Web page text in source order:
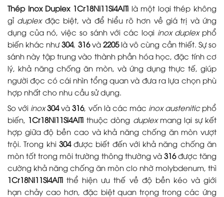
Thép Inox Duplex 1Cr18Ni11Si4AlTilà một loại thép không
gỉ duplexđặc biệt, và để hiểu rõ hơn về giá trị và ứng
dụng của nó, việc so sánh với các loại inox duplexphổ
biến khác như304, 316và 2205là vô cùng cần thiết. Sự so
sánh này tập trung vào thành phần hóa học, đặc tính cơ
lý, khả năng chống ăn mòn, và ứng dụng thực tế, giúp
người đọc có cái nhìn tổng quan và đưa ra lựa chọn phù
hợp nhất cho nhu cầu sử dụng.
So với inox 304và316, vốn là các mác inox austeniticphổ
biến, 1Cr18Ni11Si4AlTi thuộc dòng duplexmang lại sự kết
hợp giữa độ bền cao và khả năng chống ăn mòn vượt
trội. Trong khi 304được biết đến với khả năng chống ăn
mòn tốt trong môi trường thông thường và 316được tăng
cường khả năng chống ăn mòn clo nhờ molybdenum, thì
1Cr18Ni11Si4AlTi thể hiện ưu thế về độ bền kéo và giới
hạn chảy cao hơn, đặc biệt quan trọng trong các ứng